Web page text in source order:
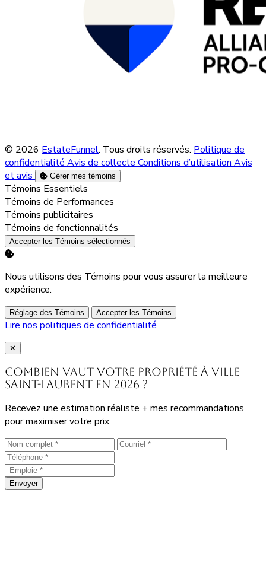
© 2026 EstateFunnel. Tous droits réservés. Politique de
confidentialité Avis de collecte Conditions d’utilisation Avis
et avis
Gérer mes témoins
Activer
Témoins Essentiels
Activer
Témoins de Performances
Activer
Témoins publicitaires
Activer
Témoins de fonctionnalités
Accepter les Témoins sélectionnés
Nous utilisons des Témoins pour vous assurer la meilleure
expérience.
Réglage des Témoins Accepter les Témoins
Lire nos politiques de confidentialité
Close
✕
Combien vaut votre propriété à Ville
Saint-Laurent en 2026 ?
Recevez une estimation réaliste + mes recommandations
pour maximiser votre prix.
Envoyer